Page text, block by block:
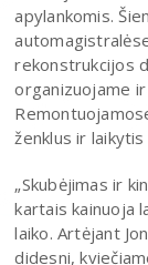
apylankomis.
rekonstrukcijos
organizuojame
ženklus ir
„Skubėjimas ir
kartais kainuoja
laiko. Artėjant
didesni,